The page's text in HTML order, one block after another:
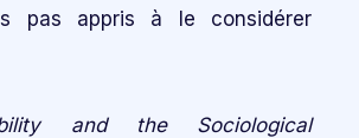
pas appris à le considérer
and the Sociological